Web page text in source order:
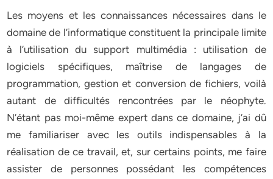
Les moyens et les connaissances nécessaires dans le
domaine de l’informatique constituent la principale limite
à l’utilisation du support multimédia : utilisation de
logiciels spécifiques, maîtrise de langages de
programmation, gestion et conversion de fichiers, voilà
autant de difficultés rencontrées par le néophyte.
N’étant pas moi-même expert dans ce domaine, j’ai dû
me familiariser avec les outils indispensables à la
réalisation de ce travail, et, sur certains points, me faire
assister de personnes possédant les compétences